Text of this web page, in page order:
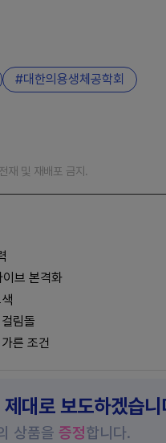
대한의용생체공학회
및 재배포 금지.
브 본격화
림돌
른 조건
대로 보도하겠습니
상품을 증정합니다.